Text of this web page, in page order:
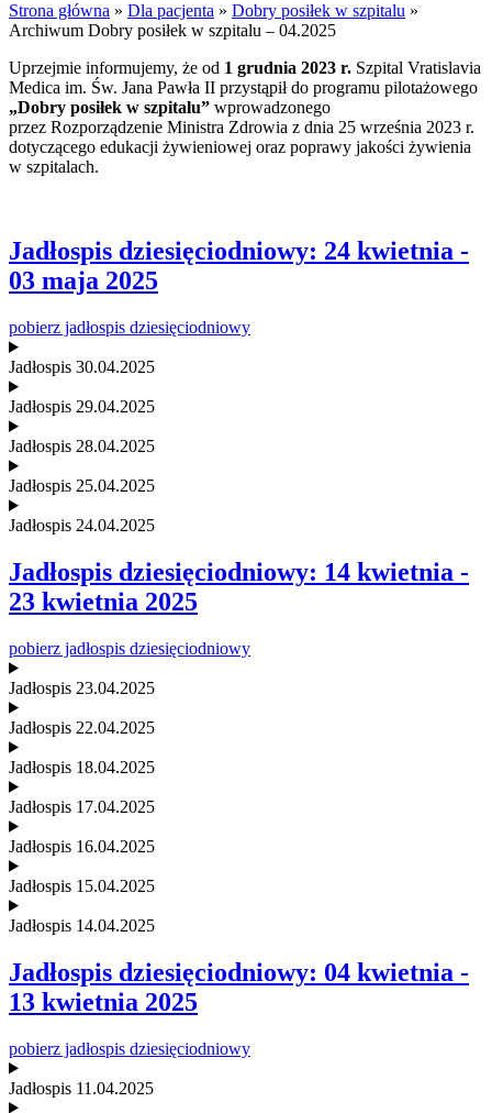
Strona główna » Dla pacjenta » Dobry posiłek w szpitalu »
Archiwum Dobry posiłek w szpitalu – 04.2025
Uprzejmie informujemy, że od 1 grudnia 2023 r. Szpital Vratislavia
Medica im. Św. Jana Pawła II przystąpił do programu pilotażowego
„Dobry posiłek w szpitalu” wprowadzonego
przez Rozporządzenie Ministra Zdrowia z dnia 25 września 2023 r.
dotyczącego edukacji żywieniowej oraz poprawy jakości żywienia
w szpitalach.
Jadłospis dziesięciodniowy: 24 kwietnia -
03 maja 2025
pobierz jadłospis dziesięciodniowy
Jadłospis 30.04.2025
Jadłospis 29.04.2025
Jadłospis 28.04.2025
Jadłospis 25.04.2025
Jadłospis 24.04.2025
Jadłospis dziesięciodniowy: 14 kwietnia -
23 kwietnia 2025
pobierz jadłospis dziesięciodniowy
Jadłospis 23.04.2025
Jadłospis 22.04.2025
Jadłospis 18.04.2025
Jadłospis 17.04.2025
Jadłospis 16.04.2025
Jadłospis 15.04.2025
Jadłospis 14.04.2025
Jadłospis dziesięciodniowy: 04 kwietnia -
13 kwietnia 2025
pobierz jadłospis dziesięciodniowy
Jadłospis 11.04.2025